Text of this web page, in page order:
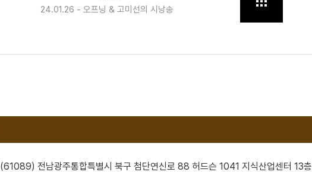
24.01.26 - 오프닝 & 고미선의 시낭송
(61089) 전남광주통합특별시 북구 첨단연신로 88 허드슨 1041 지식산업센터 13층